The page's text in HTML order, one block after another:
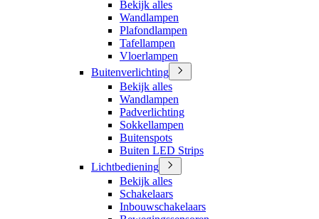
Bekijk alles
Wandlampen
Plafondlampen
Tafellampen
Vloerlampen
Buitenverlichting
Bekijk alles
Wandlampen
Padverlichting
Sokkellampen
Buitenspots
Buiten LED Strips
Lichtbediening
Bekijk alles
Schakelaars
Inbouwschakelaars